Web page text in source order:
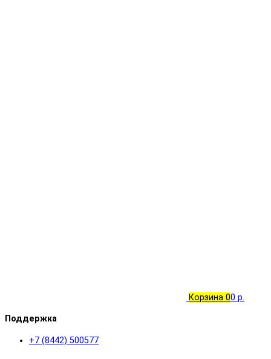
Корзина 00 р.
Поддержка
+7 (8442) 500577